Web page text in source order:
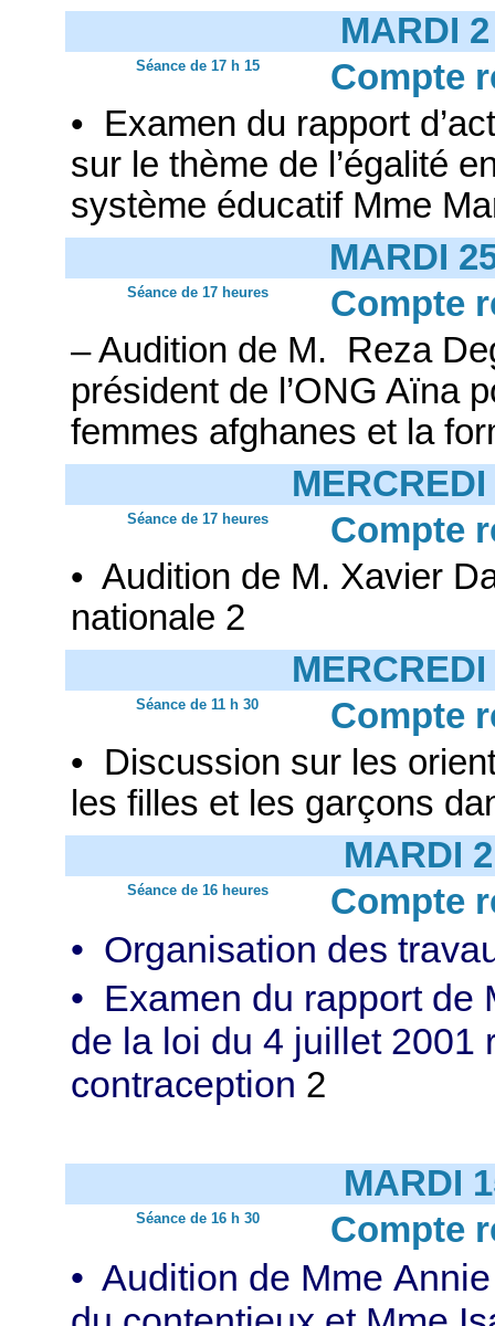
MARDI
Séance de 17 h 15
Compte
• Examen du rapport
sur le thème de l’égalité
système éducatif Mme
MARDI
Séance de 17 heures
Compte
– Audition de M. Reza
président de l’ONG Aïna
femmes afghanes et la
Séance de 17 heures
Compte
• Audition de M. Xavier
nationale 2
Séance de 11 h 30
Compte
• Discussion sur les
les filles et les garçons
MARDI
Séance de 16 heures Compte
• Organisation des
• Examen du rapport de
de la loi du 4 juillet 2001
contraception 2
MARDI
Séance de 16 h 30 Compte
• Audition de Mme